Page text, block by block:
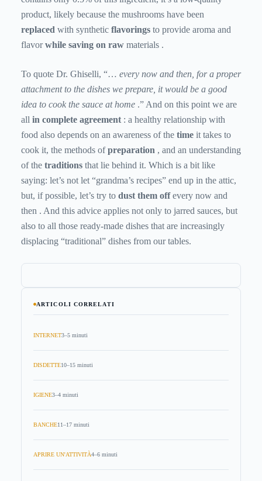
product, likely because the mushrooms have been
replaced with synthetic flavorings to provide aroma and
flavorwhile saving on raw materials .
To quote Dr. Ghiselli, “… every now and then, for a proper
attachment to the dishes we prepare, it would be a good
idea to cook the sauce at home .” And on this point we are
all in complete agreement : a healthy relationship with
food also depends on an awareness of the time it takes to
cook it, the methods ofpreparation , and an understanding
of the traditions that lie behind it. Which is a bit like
saying: let’s not let “grandma’s recipes” end up in the attic,
but, if possible, let’s try to dust them offevery now and
then . And this advice applies not only to jarred sauces, but
also to all those ready-made dishes that are increasingly
displacing “traditional” dishes from our tables.
ARTICOLI CORRELATI
INTERNET3–5 minuti
DISDETTE10–15 minuti
IGIENE3–4 minuti
BANCHE11–17 minuti
APRIRE UN'ATTIVITÀ4–6 minuti